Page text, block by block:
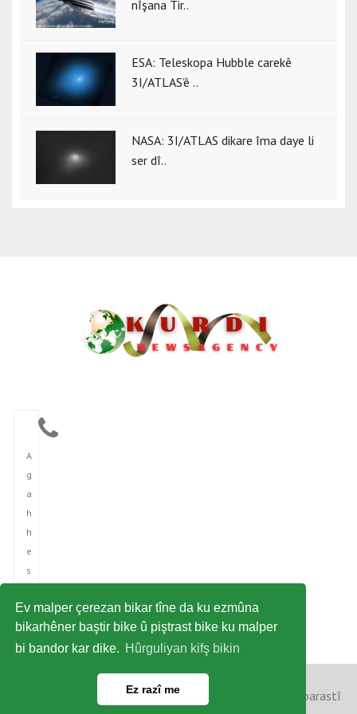
Ev malper çerezan bikar tîne da ku ezmûna
bikarhêner baştir bike û piştrast bike ku malper
bi bandor kar dike. Hûrguliyan kifş bikin
Ez razî me
nîşana Tir..
ESA: Teleskopa Hubble carekê
3I/ATLAS’ê ..
NASA: 3I/ATLAS dikare îma daye li
ser dî..
A
g
a
h
h
e
s
n
î
Copyright © 2023 Ajansa Nûçeyan a Kurdi. Hemû maf parastî